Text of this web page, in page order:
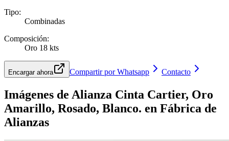
Tipo:
Combinadas
Composición:
Oro 18 kts
Encargar ahora Compartir por Whatsapp Contacto
Imágenes de Alianza Cinta Cartier, Oro
Amarillo, Rosado, Blanco. en Fábrica de
Alianzas